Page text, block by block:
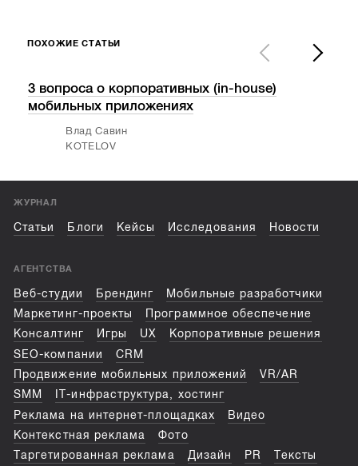
ПОХОЖИЕ СТАТЬИ
3 вопроса о корпоративных (in-house)
мобильных приложениях
Влад Савин
KOTELOV
ЖУРНАЛ
Статьи Блоги Кейсы Исследования Новости
АГЕНТСТВА
Веб-студии Брендинг
Мобильные разработчики
Маркетинг-проекты
Программное обеспечение
Консалтинг
Игры UX
Корпоративные решения
SEO-компании
CRM
Продвижение мобильных приложений
VR/AR
SMM
IT-инфраструктура, хостинг
Реклама на интернет-площадках
Видео
Контекстная реклама
Фото
Таргетированная реклама
Дизайн PR
Тексты